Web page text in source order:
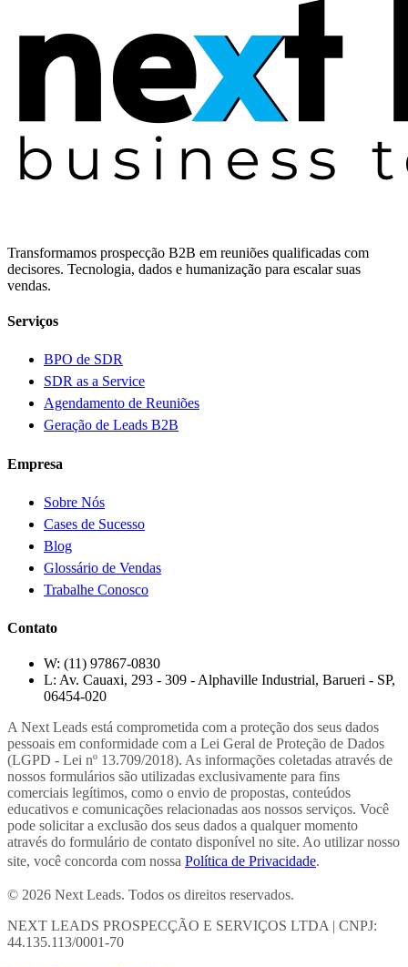
Transformamos prospecção B2B em reuniões qualificadas com
decisores. Tecnologia, dados e humanização para escalar suas
vendas.
Serviços
BPO de SDR
SDR as a Service
Agendamento de Reuniões
Geração de Leads B2B
Empresa
Sobre Nós
Cases de Sucesso
Blog
Glossário de Vendas
Trabalhe Conosco
Contato
W: (11) 97867-0830
L: Av. Cauaxi, 293 - 309 - Alphaville Industrial, Barueri - SP,
06454-020
A Next Leads está comprometida com a proteção dos seus dados
pessoais em conformidade com a Lei Geral de Proteção de Dados
(LGPD - Lei nº 13.709/2018). As informações coletadas através de
nossos formulários são utilizadas exclusivamente para fins
comerciais legítimos, como o envio de propostas, conteúdos
educativos e comunicações relacionadas aos nossos serviços. Você
pode solicitar a exclusão dos seus dados a qualquer momento
através do formulário de contato disponível no site. Ao utilizar nosso
site, você concorda com nossa Política de Privacidade.
© 2026 Next Leads. Todos os direitos reservados.
NEXT LEADS PROSPECÇÃO E SERVIÇOS LTDA | CNPJ:
44.135.113/0001-70